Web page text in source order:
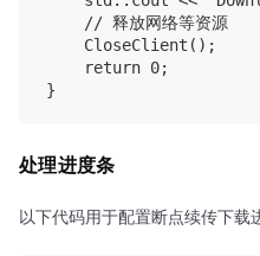
    // 释放网络等资源
    CloseClient();
    return 0;
处理进度条
以下代码用于配置断点续传下载